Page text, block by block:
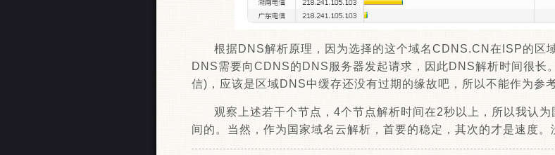
根据DNS解析原理，因为选择的这个域名CDNS.CN在ISP的区
DNS需要向CDNS的DNS服务器发起请求，因此DNS解析时间很长
信)，应该是区域DNS中缓存还没有过期的缘故吧，所以不能作为参考
观察上述若干个节点，4个节点解析时间在2秒以上，所以我认
间的。当然，作为国家域名云解析，首要的稳定，其次的才是速度。